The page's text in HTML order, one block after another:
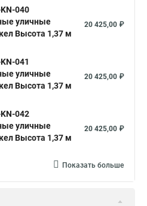
на консоль
с консолью
на консоли
040
уличные
Высота 1,37 м
20 425,00 ₽
041
уличные
Высота 1,37 м
20 425,00 ₽
042
уличные
Высота 1,37 м
20 425,00 ₽
Показать больше